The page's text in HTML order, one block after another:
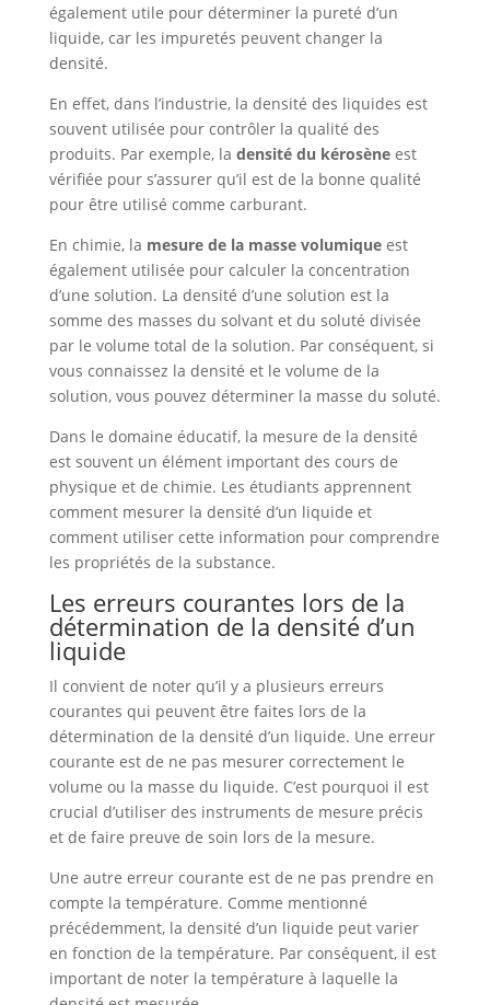
également utile pour déterminer la pureté d’un
liquide, car les impuretés peuvent changer la
densité.
En effet, dans l’industrie, la densité des liquides est
souvent utilisée pour contrôler la qualité des
produits. Par exemple, la densité du kérosèneest
vérifiée pour s’assurer qu’il est de la bonne qualité
pour être utilisé comme carburant.
En chimie, la mesure de la masse volumiqueest
également utilisée pour calculer la concentration
d’une solution. La densité d’une solution est la
somme des masses du solvant et du soluté divisée
par le volume total de la solution. Par conséquent, si
vous connaissez la densité et le volume de la
solution, vous pouvez déterminer la masse du soluté.
Dans le domaine éducatif, la mesure de la densité
est souvent un élément important des cours de
physique et de chimie. Les étudiants apprennent
comment mesurer la densité d’un liquide et
comment utiliser cette information pour comprendre
les propriétés de la substance.
Les erreurs courantes lors de la
détermination de la densité d’un
liquide
Il convient de noter qu’il y a plusieurs erreurs
courantes qui peuvent être faites lors de la
détermination de la densité d’un liquide. Une erreur
courante est de ne pas mesurer correctement le
volume ou la masse du liquide. C’est pourquoi il est
crucial d’utiliser des instruments de mesure précis
et de faire preuve de soin lors de la mesure.
Une autre erreur courante est de ne pas prendre en
compte la température. Comme mentionné
précédemment, la densité d’un liquide peut varier
en fonction de la température. Par conséquent, il est
important de noter la température à laquelle la